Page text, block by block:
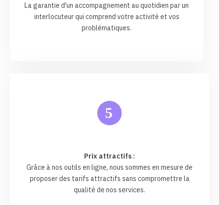
La garantie d'un accompagnement au quotidien par un
interlocuteur qui comprend votre activité et vos
problématiques.
5
Prix attractifs :
Grâce à nos outils en ligne, nous sommes en mesure de
proposer des tarifs attractifs sans compromettre la
qualité de nos services.